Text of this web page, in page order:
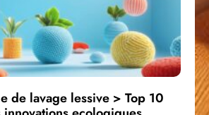
de lavage lessive > Top 10